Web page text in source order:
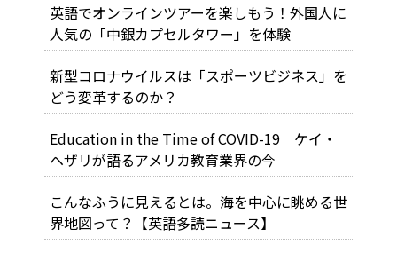
英語でオンラインツアーを楽しもう！外国人に
人気の「中銀カプセルタワー」を体験
新型コロナウイルスは「スポーツビジネス」を
どう変革するのか？
Education in the Time of COVID-19 ケイ・
ヘザリが語るアメリカ教育業界の今
こんなふうに見えるとは。海を中心に眺める世
界地図って？【英語多読ニュース】